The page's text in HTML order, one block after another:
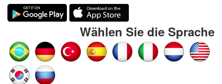
Wählen Sie die Sprache